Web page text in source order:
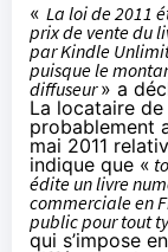
« La loi de 2011
prix de vente du
par Kindle
puisque le
diffuseur» a
La locataire
probablement
mai 2011
indique que «
édite un livre
commerciale en
public pour tout
qui s’impose